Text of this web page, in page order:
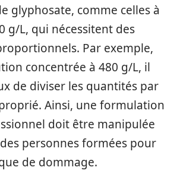
glyphosate, comme celles à
g/L, qui nécessitent des
Par exemple,
concentrée à 480 g/L, il
de diviser les quantités par
Ainsi, une formulation
doit être manipulée
personnes formées pour
de dommage.